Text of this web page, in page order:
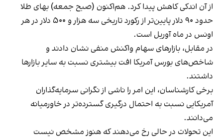
از آن اندکی کاهش پیدا کرد. هم‌اکنون (صبح جمعه) بهای طلا
حدود ۹۰ دلار پایین‌تر از رکورد تاریخی سه هزار و ۵۰۰ دلار در هر
اونس در ماه آوریل است.
در مقابل، بازارهای سهام واکنش منفی نشان دادند و
شاخص‌های بورس آمریکا افت بیشتری نسبت به سایر بازارها
داشتند.
برخی کارشناسان، این امر را ناشی از نگرانی سرمایه‌گذاران
آمریکایی نسبت به احتمال درگیری گسترده‌تر در خاورمیانه
می‌دانند.
این تحولات در حالی رخ می‌دهند که هنوز مشخص نیست